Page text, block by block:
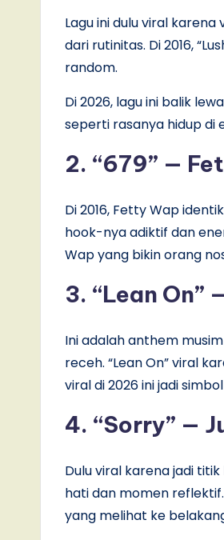
Lagu ini dulu viral
dari rutinitas. Di 2016,
random.
Di 2026, lagu ini balik
seperti rasanya hidup di
2. “679” —
Di 2016, Fetty Wap
hook-nya adiktif dan
Wap yang bikin orang
3. “Lean On”
Ini adalah anthem
receh. “Lean On” viral
viral di 2026 ini jadi
4. “Sorry” —
Dulu viral karena jadi
hati dan momen
yang melihat ke